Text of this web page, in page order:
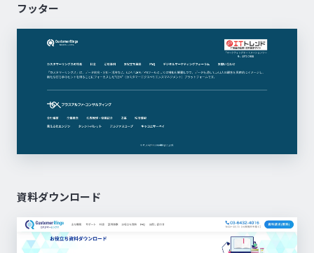
フッター
資料ダウンロード